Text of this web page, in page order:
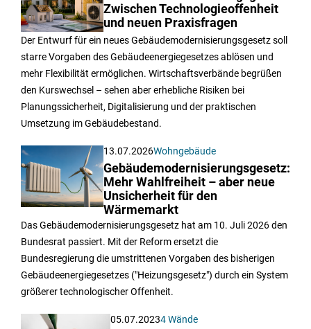
Zwischen Technologieoffenheit
und neuen Praxisfragen
Der Entwurf für ein neues Gebäudemodernisierungsgesetz soll
starre Vorgaben des Gebäudeenergiegesetzes ablösen und
mehr Flexibilität ermöglichen. Wirtschaftsverbände begrüßen
den Kurswechsel – sehen aber erhebliche Risiken bei
Planungssicherheit, Digitalisierung und der praktischen
Umsetzung im Gebäudebestand.
13.07.2026Wohngebäude
Gebäudemodernisierungsgesetz:
Mehr Wahlfreiheit – aber neue
Unsicherheit für den
Wärmemarkt
Das Gebäudemodernisierungsgesetz hat am 10. Juli 2026 den
Bundesrat passiert. Mit der Reform ersetzt die
Bundesregierung die umstrittenen Vorgaben des bisherigen
Gebäudeenergiegesetzes ("Heizungsgesetz") durch ein System
größerer technologischer Offenheit.
05.07.20234 Wände